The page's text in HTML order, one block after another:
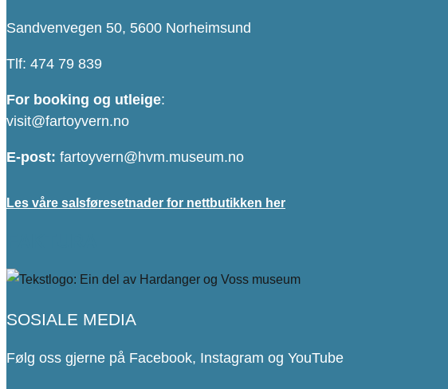
Sandvenvegen 50, 5600 Norheimsund
Tlf: 474 79 839
For booking og utleige:
visit@fartoyvern.no
E-post: fartoyvern@hvm.museum.no
Les våre salsføresetnader for nettbutikken her
SOSIALE MEDIA
Følg oss gjerne på Facebook, Instagram og YouTube